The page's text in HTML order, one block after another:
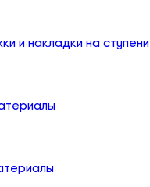
и накладки на ступени